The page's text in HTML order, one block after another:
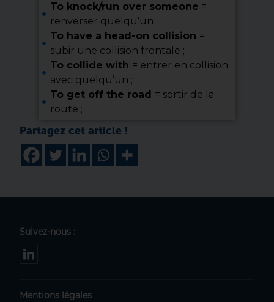
To knock/run over someone =
renverser quelqu’un ;
To have a head-on collision =
subir une collision frontale ;
To collide with = entrer en collision
avec quelqu’un ;
To get off the road = sortir de la
route ;
Mentions légales
Suivez-nous :